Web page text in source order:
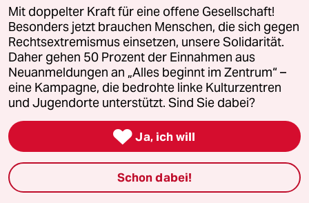
Jim Hawkins
01.07.2021,08:46 Uhr
@Nobody:
Orban, AfD, Unterstellungen, welche
Hämmer holen Sie denn heraus, wenn
Sie mal jemand in einer Diskussion
wirklich angreift?
Ich habe hier etwas für Sie, dass Sie
in einer Demokratie wahrscheinlich
auch aushalten können:
Einen Film. Keine Angst, es ist ein
Mit doppelter Kraft für eine offene Gesellschaft!
Besonders jetzt brauchen Menschen, die sich gegen
Rechtsextremismus einsetzen, unsere Solidarität.
Daher gehen 50 Prozent der Einnahmen aus
Neuanmeldungen an „Alles beginnt im Zentrum“ –
eine Kampagne, die bedrohte linke Kulturzentren
und Jugendorte unterstützt. Sind Sie dabei?
 Ja, ich will
Schon dabei!